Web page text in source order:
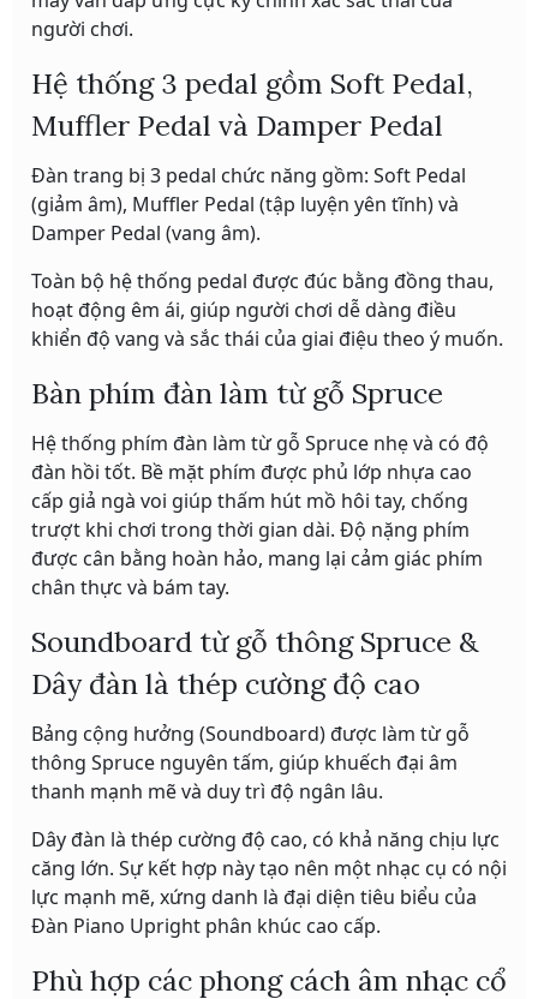
người chơi.
Hệ thống 3 pedal gồm Soft Pedal,
Muffler Pedal và Damper Pedal
Đàn trang bị 3 pedal chức năng gồm: Soft Pedal
(giảm âm), Muffler Pedal (tập luyện yên tĩnh) và
Damper Pedal (vang âm).
Toàn bộ hệ thống pedal được đúc bằng đồng thau,
hoạt động êm ái, giúp người chơi dễ dàng điều
khiển độ vang và sắc thái của giai điệu theo ý muốn.
Bàn phím đàn làm từ gỗ Spruce
Hệ thống phím đàn làm từ gỗ Spruce nhẹ và có độ
đàn hồi tốt. Bề mặt phím được phủ lớp nhựa cao
cấp giả ngà voi giúp thấm hút mồ hôi tay, chống
trượt khi chơi trong thời gian dài. Độ nặng phím
được cân bằng hoàn hảo, mang lại cảm giác phím
chân thực và bám tay.
Soundboard từ gỗ thông Spruce &
Dây đàn là thép cường độ cao
Bảng cộng hưởng (Soundboard) được làm từ gỗ
thông Spruce nguyên tấm, giúp khuếch đại âm
thanh mạnh mẽ và duy trì độ ngân lâu.
Dây đàn là thép cường độ cao, có khả năng chịu lực
căng lớn. Sự kết hợp này tạo nên một nhạc cụ có nội
lực mạnh mẽ, xứng danh là đại diện tiêu biểu của
Đàn Piano Upright phân khúc cao cấp.
Phù hợp các phong cách âm nhạc cổ